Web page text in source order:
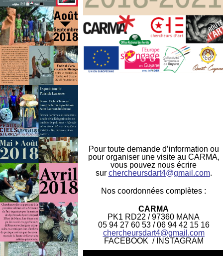
Pour toute demande d’information ou
pour organiser une visite au CARMA,
vous pouvez nous écrire
sur chercheursdart4@gmail.com.
Nos coordonnées complètes :
CARMA
PK1 RD22 / 97360 MANA
05 94 27 60 53 / 06 94 42 15 16
chercheursdart4@gmail.com
FACEBOOK/ INSTAGRAM